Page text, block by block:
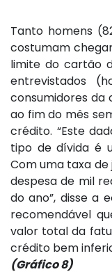
Tanto homens
costumam
limite do cartão
entrevistados
consumidores da
ao fim do mês
crédito. “Este
tipo de dívida é
Com uma taxa de
despesa de mil
do ano”, disse a
recomendável
valor total da
crédito bem
(Gráfico 8)